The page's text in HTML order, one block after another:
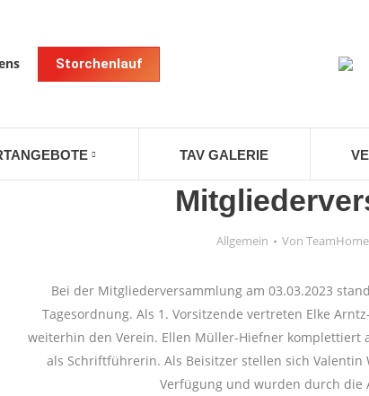
Storchenlauf
TAV GALERIE
Allgemein Von
Bei der Mitgliederversammlung am 03.03.2023
Tagesordnung. Als 1. Vorsitzende vertreten Elke
weiterhin den Verein. Ellen Müller-Hiefner komplettiert
als Schriftführerin. Als Beisitzer stellen sich
Verfügung und wurden durch die